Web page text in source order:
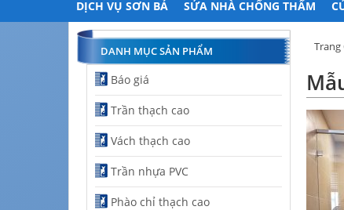
DỊCH VỤ SƠN BẢ SỬA NHÀ CHỐNG THẤM
Trang
DANH MỤC SẢN PHẨM
Báo giá
Trần thạch cao
Vách thạch cao
Trần nhựa PVC
Phào chỉ thạch cao